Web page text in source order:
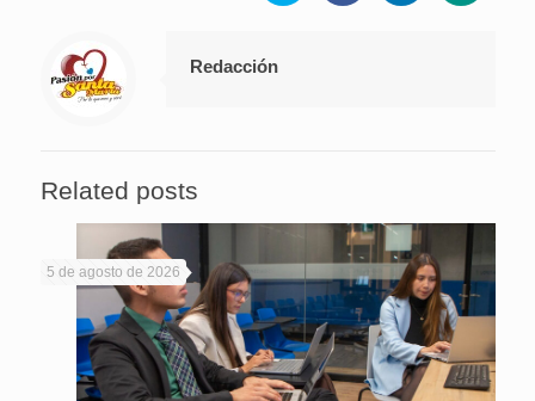
Redacción
Related posts
5 de agosto de 2026